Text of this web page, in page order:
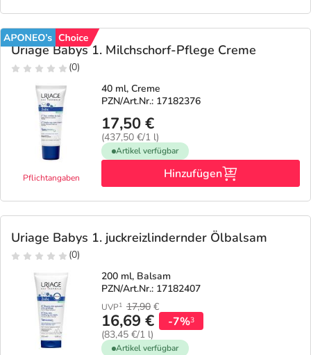
Tierapotheke
Vitamine & Mineralstoffe
Marken
Salus Deals
Uriage Babys 1. Milchschorf-Pflege Creme
(0)
Pflichtangaben
40 ml, Creme
PZN/Art.Nr.: 17182376
17,50 €
(437,50 €/1 l)
Artikel verfügbar
Hinzufügen
Uriage Babys 1. juckreizlindernder Ölbalsam
(0)
200 ml, Balsam
PZN/Art.Nr.: 17182407
UVP1 17,90 €
16,69 €
(83,45 €/1 l)
-7%3
Artikel verfügbar